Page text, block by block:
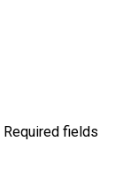
Required fields